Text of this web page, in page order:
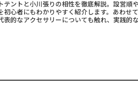
テントと小川張りの相性を徹底解説。設営順
初心者にもわかりやすく紹介します。あわせ
表的なアクセサリーについても触れ、実践的